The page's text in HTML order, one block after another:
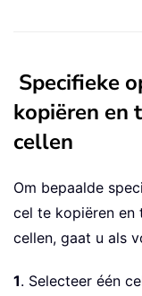
Specifieke
kopiëren en
cellen
Om bepaalde
cel te kopiëren en
cellen, gaat u als
1. Selecteer één